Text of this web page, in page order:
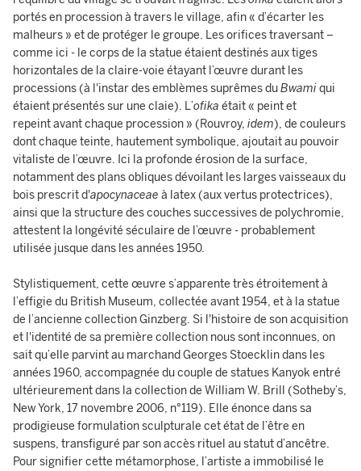
portés en procession à travers le village, afin « d’écarter les
malheurs » et de protéger le groupe. Les orifices traversant –
comme ici - le corps de la statue étaient destinés aux tiges
horizontales de la claire-voie étayant l’œuvre durant les
processions (à l'instar des emblèmes suprêmes duBwamiqui
étaient présentés sur une claie). L’ofika était « peint et
repeint avant chaque procession » (Rouvroy, idem), de couleurs
dont chaque teinte, hautement symbolique, ajoutait au pouvoir
vitaliste de l’œuvre. Ici la profonde érosion de la surface,
notamment des plans obliques dévoilant les larges vaisseaux du
bois prescrit d'apocynaceae à latex (aux vertus protectrices),
ainsi que la structure des couches successives de polychromie,
attestent la longévité séculaire de l’œuvre - probablement
utilisée jusque dans les années 1950.
Stylistiquement, cette œuvre s’apparente très étroitement à
l’effigie du British Museum, collectée avant 1954, et à la statue
de l’ancienne collection Ginzberg. Si l'histoire de son acquisition
et l'identité de sa première collection nous sont inconnues, on
sait qu’elle parvint au marchand Georges Stoecklin dans les
années 1960, accompagnée du couple de statues Kanyok entré
ultérieurement dans la collection de William W. Brill (Sotheby’s,
New York, 17 novembre 2006, n°119). Elle énonce dans sa
prodigieuse formulation sculpturale cet état de l’être en
suspens, transfiguré par son accès rituel au statut d’ancêtre.
Pour signifier cette métamorphose, l’artiste a immobilisé le